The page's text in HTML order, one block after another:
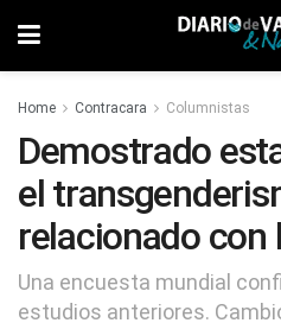
Home Contracara Columnistas
Demostrado
el
relacionado con
Una encuesta mundial
estudios anteriores.